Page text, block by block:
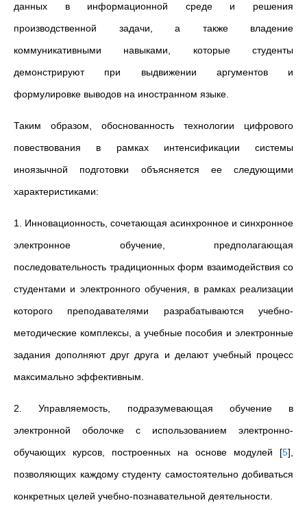
данных в информационной среде и решения
производственной задачи, а также владение
коммуникативными навыками, которые студенты
демонстрируют при выдвижении аргументов и
формулировке выводов на иностранном языке.
Таким образом, обоснованность технологии цифрового
повествования в рамках интенсификации системы
иноязычной подготовки объясняется ее следующими
характеристиками:
1. Инновационность, сочетающая асинхронное и синхронное
электронное обучение, предполагающая
последовательность традиционных форм взаимодействия со
студентами и электронного обучения, в рамках реализации
которого преподавателями разрабатываются учебно-
методические комплексы, а учебные пособия и электронные
задания дополняют друг друга и делают учебный процесс
максимально эффективным.
2. Управляемость, подразумевающая обучение в
электронной оболочке с использованием электронно-
обучающих курсов, построенных на основе модулей [5]
позволяющих каждому студенту самостоятельно добиваться
конкретных целей учебно-познавательной деятельности.